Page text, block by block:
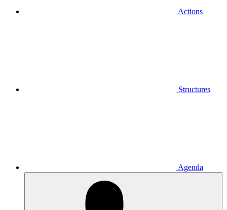
Actions
Structures
Agenda